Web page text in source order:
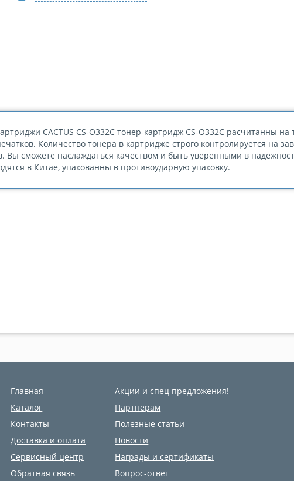
CACTUS CS-O332C тонер-картридж CS-O332C расчитанны
Количество тонера в картридже строго контролируется на
Вы сможете наслаждаться качеством и быть уверенными в
в Китае, упакованны в противоударную упаковку.
Главная
Каталог
Контакты
Доставка и оплата
Сервисный центр
Обратная связь
Акции и спец предложения!
Партнёрам
Полезные статьи
Новости
Награды и сертификаты
Вопрос-ответ